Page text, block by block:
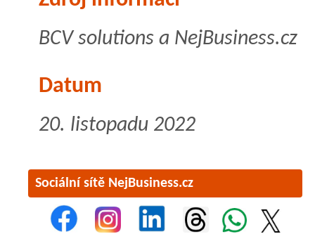
BCV solutions a NejBusiness.cz
Datum
20. listopadu 2022
Sociální sítě NejBusiness.cz